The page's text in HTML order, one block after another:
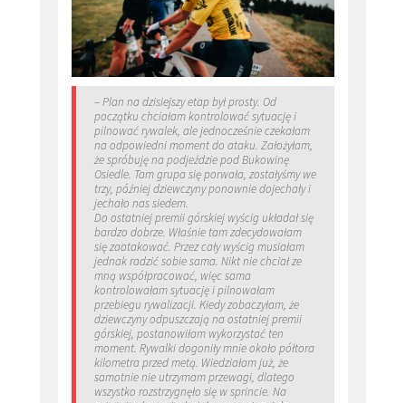
– Plan na dzisiejszy etap był prosty. Od
początku chciałam kontrolować sytuację i
pilnować rywalek, ale jednocześnie czekałam
na odpowiedni moment do ataku. Założyłam,
że spróbuję na podjeździe pod Bukowinę
Osiedle. Tam grupa się porwała, zostałyśmy we
trzy, później dziewczyny ponownie dojechały i
jechało nas siedem.
Do ostatniej premii górskiej wyścig układał się
bardzo dobrze. Właśnie tam zdecydowałam
się zaatakować. Przez cały wyścig musiałam
jednak radzić sobie sama. Nikt nie chciał ze
mną współpracować, więc sama
kontrolowałam sytuację i pilnowałam
przebiegu rywalizacji. Kiedy zobaczyłam, że
dziewczyny odpuszczają na ostatniej premii
górskiej, postanowiłam wykorzystać ten
moment. Rywalki dogoniły mnie około półtora
kilometra przed metą. Wiedziałam już, że
samotnie nie utrzymam przewagi, dlatego
wszystko rozstrzygnęło się w sprincie. Na